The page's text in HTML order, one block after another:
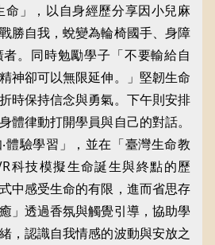
命」，以自身經歷分享因小兒麻
勝自我，蛻變為輪椅國手、身障
。同時勉勵學子「不要輸給自
神卻可以無限延伸。」堅韌生命
時保持信念與勇氣。下午則安排
體律動打開學員與自己的對話。
體驗學習」，並在「臺灣生命教
科技模擬生命誕生與終點的歷
中感受生命的有限，進而省思存
」透過香氛與觸覺引導，協助學
，認識自我情感的波動與安放之